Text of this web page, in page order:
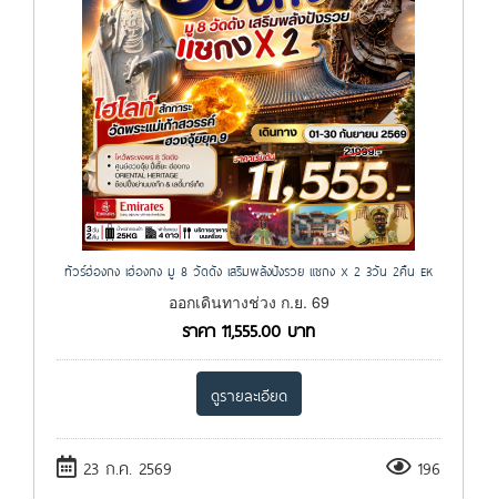
ทัวร์ฮ่องกง เฮ่องกง มู 8 วัดดัง เสริมพลังปังรวย แชกง X 2 3วัน 2คืน EK
ออกเดินทางช่วง ก.ย. 69
ราคา 11,555.00 บาท
ดูรายละเอียด
23 ก.ค. 2569 196